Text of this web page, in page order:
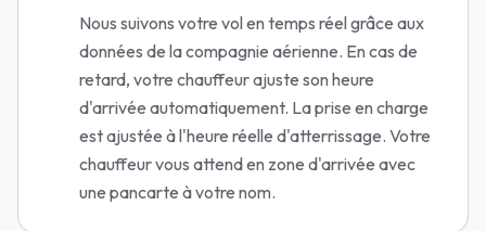
Nous suivons votre vol en temps réel grâce aux
données de la compagnie aérienne. En cas de
retard, votre chauffeur ajuste son heure
d'arrivée automatiquement. La prise en charge
est ajustée à l'heure réelle d'atterrissage. Votre
chauffeur vous attend en zone d'arrivée avec
une pancarte à votre nom.